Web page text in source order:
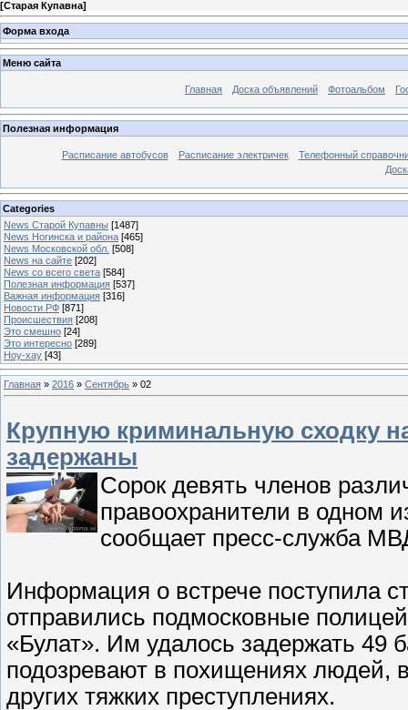
[Старая Купавна]
Форма входа
Меню сайта
Главная Доска объявлений Фотоальбом
Полезная информация
Расписание автобусов Расписание электричек
Телефонный
Categories
News Старой Купавны [1487]
News Ногинска и района [465]
News Московской обл. [508]
News на сайте [202]
News со всего света [584]
Полезная информация [537]
Важная информация [316]
Новости РФ [871]
Происшествия [208]
Это смешно [24]
Это интересно [289]
Ноу-хау [43]
Главная » 2016 » Сентябрь » 02
Крупную криминальную сходку
задержаны
Сорок девять членов
правоохранители в одном
сообщает пресс-служба
Информация о встрече поступила
отправились подмосковные
«Булат». Им удалось задержать 49
подозревают в похищениях людей,
других тяжких преступлениях.